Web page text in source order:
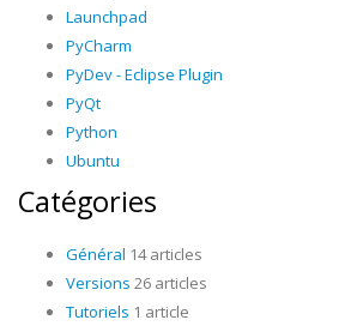
Launchpad
PyCharm
PyDev - Eclipse Plugin
PyQt
Python
Ubuntu
Catégories
Général 14 articles
Versions 26 articles
Tutoriels 1 article